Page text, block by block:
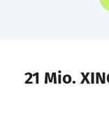
21 Mio.